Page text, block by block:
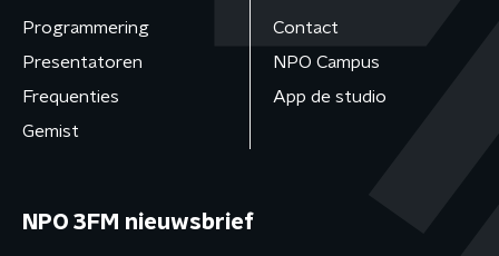
Programmering
Presentatoren
Frequenties
Gemist
Contact
NPO Campus
App de studio
NPO 3FM nieuwsbrief